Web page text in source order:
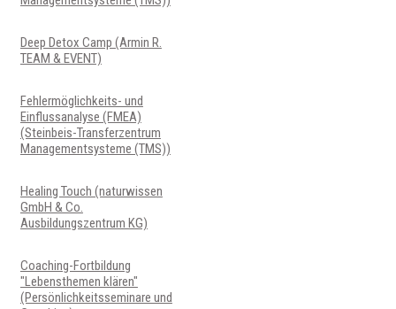
Deep Detox Camp (Armin R.
TEAM & EVENT)
Fehlermöglichkeits- und
Einflussanalyse (FMEA)
(Steinbeis-Transferzentrum
Managementsysteme (TMS))
Healing Touch (naturwissen
GmbH & Co.
Ausbildungszentrum KG)
Coaching-Fortbildung
"Lebensthemen klären"
(Persönlichkeitsseminare und